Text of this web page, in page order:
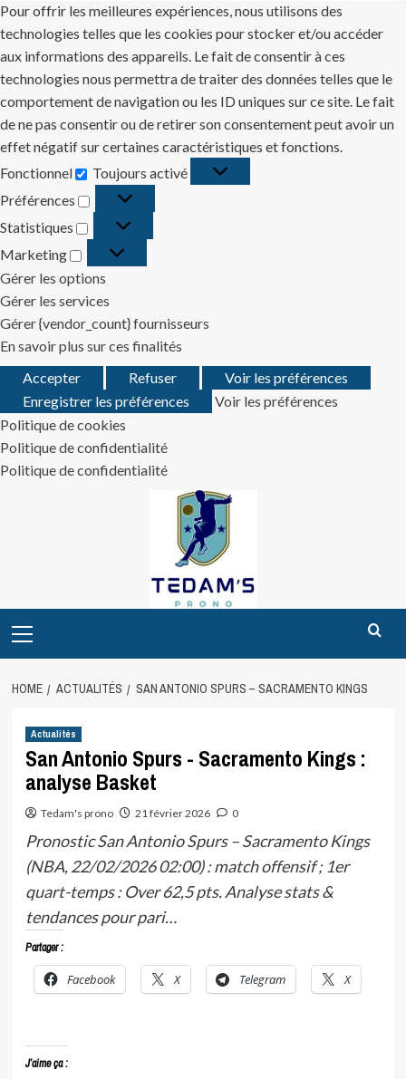
Pour offrir les meilleures expériences, nous utilisons des
technologies telles que les cookies pour stocker et/ou accéder
aux informations des appareils. Le fait de consentir à ces
technologies nous permettra de traiter des données telles que le
comportement de navigation ou les ID uniques sur ce site. Le fait
de ne pas consentir ou de retirer son consentement peut avoir un
effet négatif sur certaines caractéristiques et fonctions.
Fonctionnel
Fonctionnel
Toujours activé
Préférences
Préférences
Statistiques
Statistiques
Marketing
Marketing
Gérer les options
Gérer les services
Gérer {vendor_count} fournisseurs
En savoir plus sur ces finalités
Accepter
Refuser
Voir les préférences
Enregistrer les préférences
Voir les préférences
Politique de cookies
Politique de confidentialité
Politique de confidentialité
Menu
HOME ACTUALITÉS SAN ANTONIO SPURS – SACRAMENTO KINGS
Actualités
San Antonio Spurs - Sacramento Kings :
analyse Basket
Tedam's prono 21 février 2026 0
Pronostic San Antonio Spurs – Sacramento Kings
(NBA, 22/02/2026 02:00) : match offensif ; 1er
quart-temps : Over 62,5 pts. Analyse stats &
tendances pour pari…
Partager :
Facebook X Telegram X
J’aime ça :